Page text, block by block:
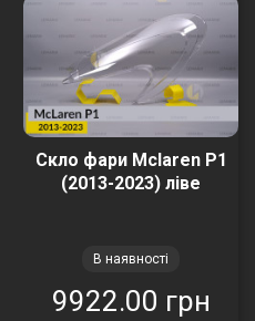
Скло фари Mclaren P1
(2013-2023) ліве
В наявності
9922.00 грн